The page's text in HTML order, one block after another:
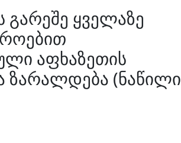
გარეშე ყველაზე
აფხაზეთის
ზარალდება (ნაწილი